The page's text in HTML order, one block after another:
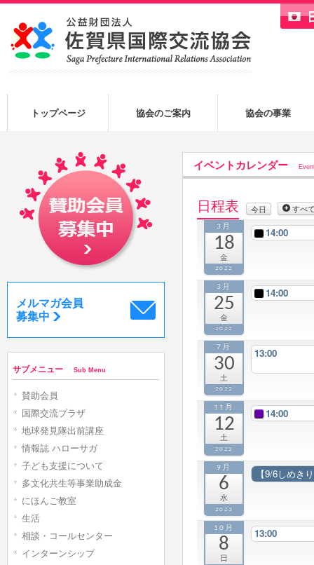
トップページ 協会のご案内 協会の事業
イベントカレンダー
日程表 今日 すべ
3月
18
金
2022
14:00
3月
25
金
2022
14:00
7月
30
土
2022
13:00
11月
12
土
2022
14:00
9月
6
水
2023
【9/6しめき
10月
8
日
13:00
メルマガ会員
募集中
サブメニュー Sub Menu
賛助会員
国際交流プラザ
地球発見隊出前講座
情報誌 ハローサガ
子ども支援について
多文化共生等事業助成金
にほんご教室
生活
相談・コールセンター
インターンシップ